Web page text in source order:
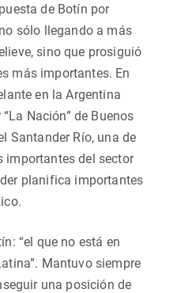
de Botín por
sólo llegando a más
sino que prosiguió
más importantes. En
en la Argentina
Nación” de Buenos
Santander Río, una de
importantes del sector
planifica importantes
“el que no está en
Mantuvo siempre
una posición de